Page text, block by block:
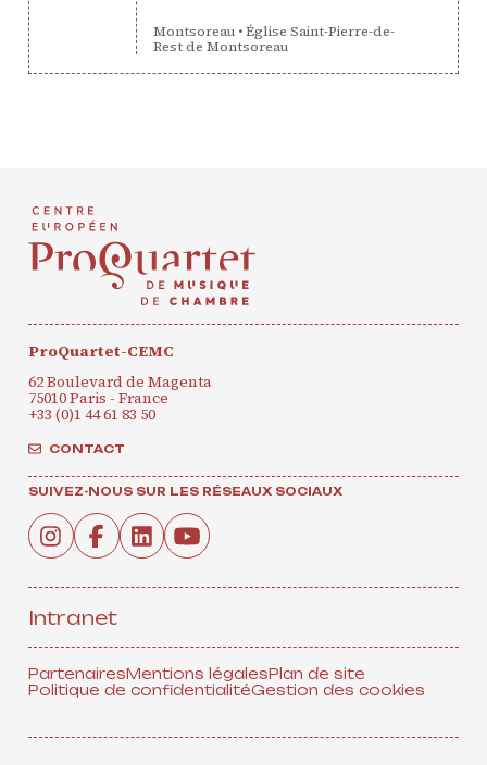
Montsoreau •Église Saint-Pierre-de-
Rest de Montsoreau
ProQuartet-CEMC
62 Boulevard de Magenta
75010 Paris - France
+33 (0)1 44 61 83 50
CONTACT
SUIVEZ-NOUS SUR LES RÉSEAUX SOCIAUX
Intranet
PartenairesMentions légalesPlan de site
Politique de confidentialitéGestion des cookies
Actualités
Soutenir ProQuartet
Vidéos des masterclasses
CONTACT
INSCRIPTION INFOLETTRES
PETITES ANNONCES